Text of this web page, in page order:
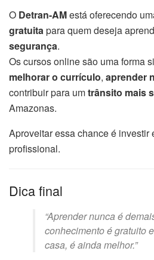
O Detran-AMestá oferecendo
gratuitapara quem deseja
segurança.
Os cursos online são uma forma
melhorar o currículo, aprender
contribuir para umtrânsito mais
Amazonas.
Aproveitar essa chance é investir
profissional.
Dica final
“Aprender nunca é
conhecimento é gratuito
casa, é ainda melhor.”